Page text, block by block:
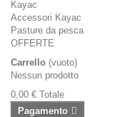
Kayac
Accessori Kayac
Pasture da pesca
OFFERTE
Carrello (vuoto)
Nessun prodotto
0,00 € Totale
Pagamento